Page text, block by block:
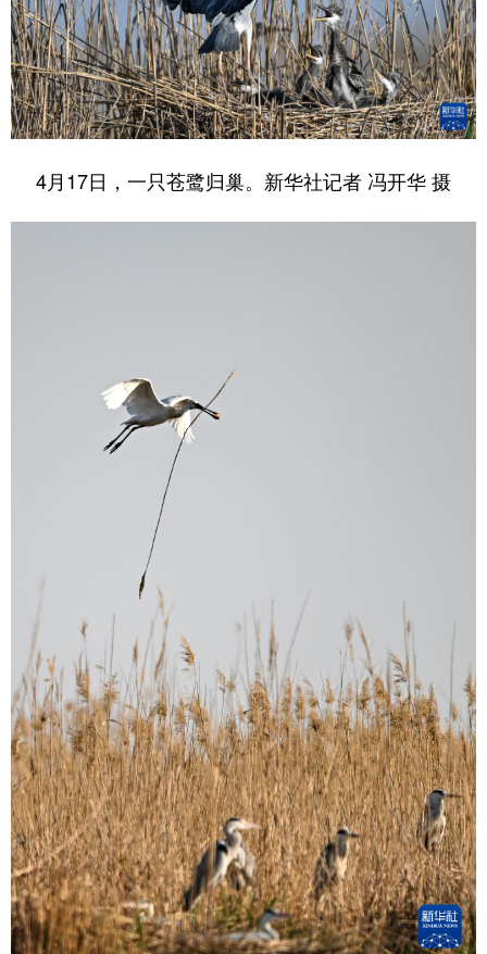
4月17日，一只苍鹭归巢。新华社记者 冯开华 摄